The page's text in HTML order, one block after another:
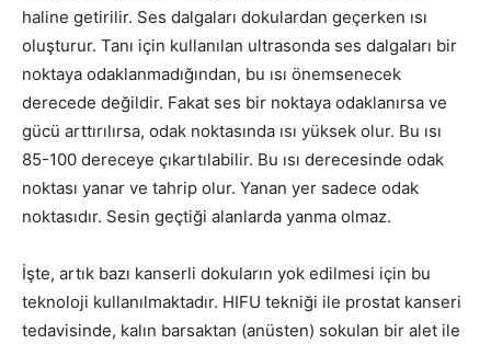
haline getirilir. Ses dalgaları dokulardan geçerken ısı
oluşturur. Tanı için kullanılan ultrasonda ses dalgaları bir
noktaya odaklanmadığından, bu ısı önemsenecek
derecede değildir. Fakat ses bir noktaya odaklanırsa ve
gücü arttırılırsa, odak noktasında ısı yüksek olur. Bu ısı
85-100 dereceye çıkartılabilir. Bu ısı derecesinde odak
noktası yanar ve tahrip olur. Yanan yer sadece odak
noktasıdır. Sesin geçtiği alanlarda yanma olmaz.
İşte, artık bazı kanserli dokuların yok edilmesi için bu
teknoloji kullanılmaktadır. HIFU tekniği ile prostat kanseri
tedavisinde, kalın barsaktan (anüsten) sokulan bir alet ile